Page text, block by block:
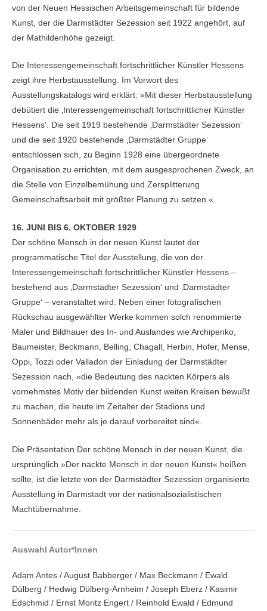
von der Neuen Hessischen Arbeitsgemeinschaft für bildende
Kunst, der die Darmstädter Sezession seit 1922 angehört, auf
der Mathildenhöhe gezeigt.
Die Interessengemeinschaft fortschrittlicher Künstler Hessens
zeigt ihre Herbstausstellung. Im Vorwort des
Ausstellungskatalogs wird erklärt: »Mit dieser Herbstausstellung
debütiert die ‚Interessengemeinschaft fortschrittlicher Künstler
Hessens‘. Die seit 1919 bestehende ‚Darmstädter Sezession‘
und die seit 1920 bestehende ‚Darmstädter Gruppe‘
entschlossen sich, zu Beginn 1928 eine übergeordnete
Organisation zu errichten, mit dem ausgesprochenen Zweck, an
die Stelle von Einzelbemühung und Zersplitterung
Gemeinschaftsarbeit mit größter Planung zu setzen.«
16. JUNI BIS 6. OKTOBER 1929
Der schöne Mensch in der neuen Kunst lautet der
programmatische Titel der Ausstellung, die von der
Interessengemeinschaft fortschrittlicher Künstler Hessens –
bestehend aus ‚Darmstädter Sezession‘ und ‚Darmstädter
Gruppe‘ – veranstaltet wird. Neben einer fotografischen
Rückschau ausgewählter Werke kommen solch renommierte
Maler und Bildhauer des In- und Auslandes wie Archipenko,
Baumeister, Beckmann, Belling, Chagall, Herbin, Hofer, Mense,
Oppi, Tozzi oder Valladon der Einladung der Darmstädter
Sezession nach, »die Bedeutung des nackten Körpers als
vornehmstes Motiv der bildenden Kunst weiten Kreisen bewußt
zu machen, die heute im Zeitalter der Stadions und
Sonnenbäder mehr als je darauf vorbereitet sind«.
Die Präsentation Der schöne Mensch in der neuen Kunst, die
ursprünglich »Der nackte Mensch in der neuen Kunst« heißen
sollte, ist die letzte von der Darmstädter Sezession organisierte
Ausstellung in Darmstadt vor der nationalsozialistischen
Machtübernahme.
Auswahl Autor*Innen
Adam Antes / August Babberger / Max Beckmann / Ewald
Dülberg / Hedwig Dülberg-Arnheim / Joseph Eberz / Kasimir
Edschmid / Ernst Moritz Engert / Reinhold Ewald / Edmund